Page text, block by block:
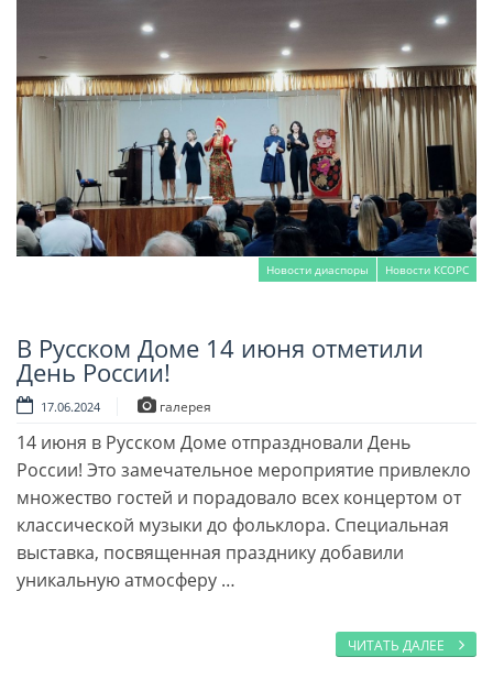
Новости диаспоры Новости КСОРС
Читать далее
В Русском Доме 14 июня отметили
День России!
17.06.2024 галерея
14 июня в Русском Доме отпраздновали День
России! Это замечательное мероприятие привлекло
множество гостей и порадовало всех концертом от
классической музыки до фольклора. Специальная
выставка, посвященная празднику добавили
уникальную атмосферу …
ЧИТАТЬ ДАЛЕЕ